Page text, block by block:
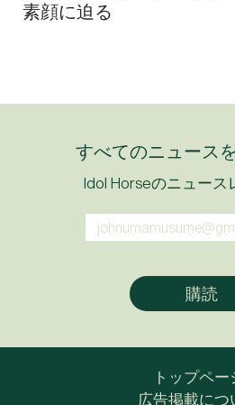
素顔に迫る
すべてのニュース
Idol Horseのニュース
トップペー
広告掲載につ